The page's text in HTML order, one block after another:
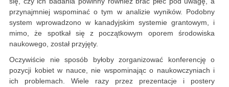
przynajmniej wspominać o tym w analizie wyników. Podobny
system wprowadzono w kanadyjskim systemie grantowym, i
mimo, że spotkał się z początkowym oporem środowiska
naukowego, został przyjęty.
Oczywiście nie sposób byłoby zorganizować konferencję o
pozycji kobiet w nauce, nie wspominając o naukowczyniach i
ich problemach. Wiele razy przez prezentacje i postery